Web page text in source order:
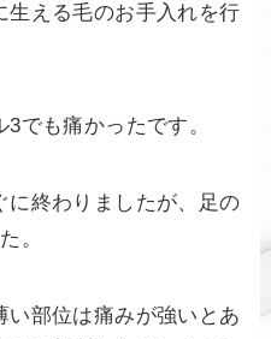
生える毛のお手入れを行
でも痛かったです。
に終わりましたが、足の
。
い部位は痛みが強いとあ